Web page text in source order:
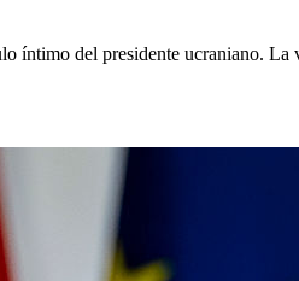
del presidente ucraniano.